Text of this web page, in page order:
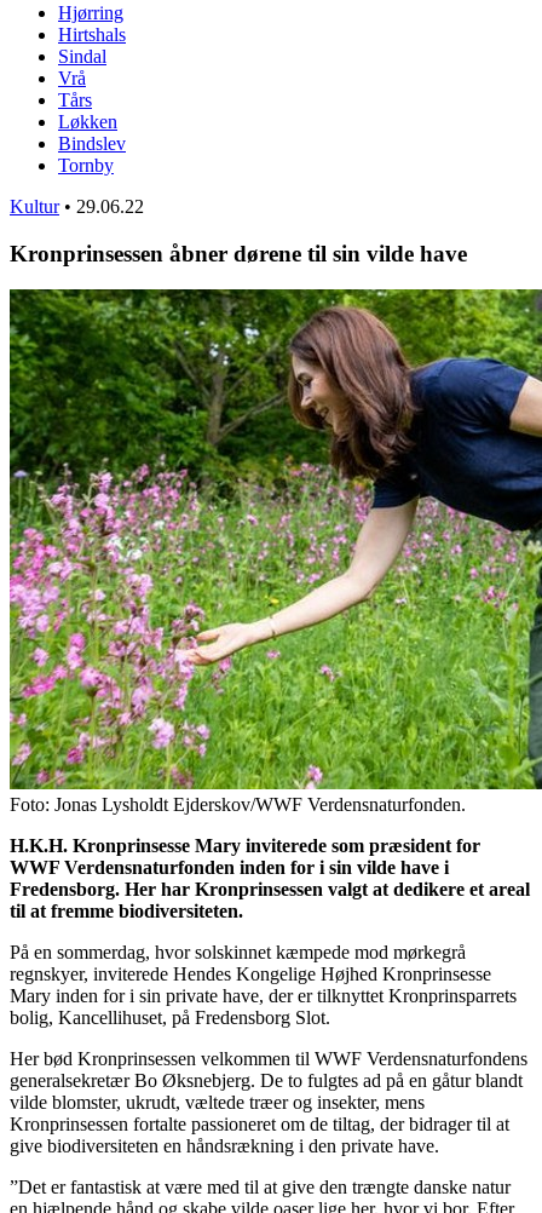
Hjørring
Hirtshals
Sindal
Vrå
Tårs
Løkken
Bindslev
Tornby
Kultur • 29.06.22
Kronprinsessen åbner dørene til sin vilde have
Foto: Jonas Lysholdt Ejderskov/WWF Verdensnaturfonden.
H.K.H. Kronprinsesse Mary inviterede som præsident for
WWF Verdensnaturfonden inden for i sin vilde have i
Fredensborg. Her har Kronprinsessen valgt at dedikere et areal
til at fremme biodiversiteten.
På en sommerdag, hvor solskinnet kæmpede mod mørkegrå
regnskyer, inviterede Hendes Kongelige Højhed Kronprinsesse
Mary inden for i sin private have, der er tilknyttet Kronprinsparrets
bolig, Kancellihuset, på Fredensborg Slot.
Her bød Kronprinsessen velkommen til WWF Verdensnaturfondens
generalsekretær Bo Øksnebjerg. De to fulgtes ad på en gåtur blandt
vilde blomster, ukrudt, væltede træer og insekter, mens
Kronprinsessen fortalte passioneret om de tiltag, der bidrager til at
give biodiversiteten en håndsrækning i den private have.
”Det er fantastisk at være med til at give den trængte danske natur